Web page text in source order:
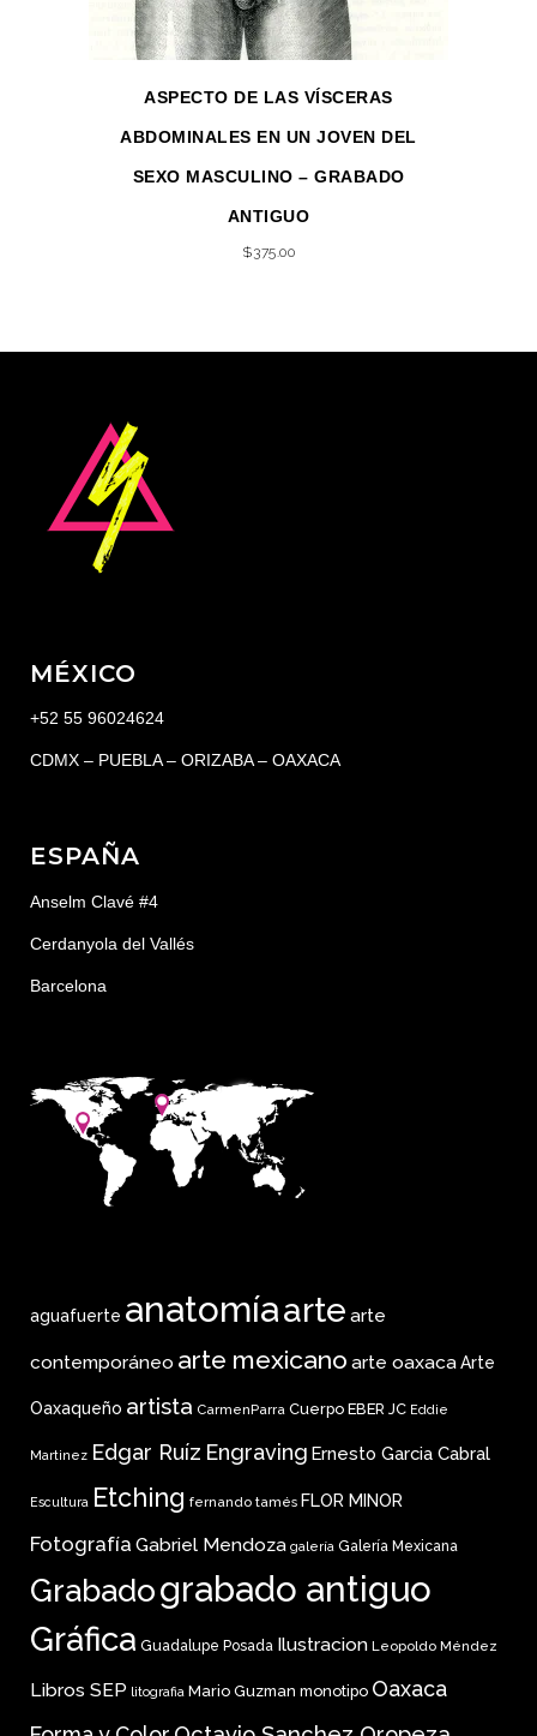
ASPECTO DE LAS VÍSCERAS
ABDOMINALES EN UN JOVEN DEL
SEXO MASCULINO – GRABADO
ANTIGUO
$375.00
MÉXICO
+52 55 96024624
CDMX – PUEBLA – ORIZABA – OAXACA
ESPAÑA
Anselm Clavé #4
Cerdanyola del Vallés
Barcelona
aguafuerte anatomíaarte arte
contemporáneo arte mexicano arte oaxacaArte
Oaxaqueño artista CarmenParra Cuerpo EBER JC Eddie
Martinez Edgar Ruíz Engraving Ernesto Garcia Cabral
Escultura Etching fernando tamés FLOR MINOR
Fotografía Gabriel Mendoza galería Galería Mexicana
Grabadograbado antiguo
Gráfica Guadalupe Posada Ilustracion Leopoldo Méndez
Libros SEP litografia Mario Guzman monotipo Oaxaca